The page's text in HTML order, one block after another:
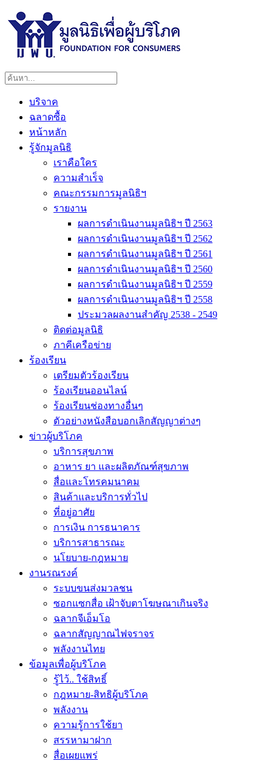
บริจาค
ฉลาดซื้อ
หน้าหลัก
รู้จักมูลนิธิ
เราคือใคร
ความสำเร็จ
คณะกรรมการมูลนิธิฯ
รายงาน
ผลการดำเนินงานมูลนิธิฯ ปี 2563
ผลการดำเนินงานมูลนิธิฯ ปี 2562
ผลการดำเนินงานมูลนิธิฯ ปี 2561
ผลการดำเนินงานมูลนิธิฯ ปี 2560
ผลการดำเนินงานมูลนิธิฯ ปี 2559
ผลการดำเนินงานมูลนิธิฯ ปี 2558
ประมวลผลงานสำคัญ 2538 - 2549
ติดต่อมูลนิธิ
ภาคีเครือข่าย
ร้องเรียน
เตรียมตัวร้องเรียน
ร้องเรียนออนไลน์
ร้องเรียนช่องทางอื่นๆ
ตัวอย่างหนังสือบอกเลิกสัญญาต่างๆ
ข่าวผู้บริโภค
บริการสุขภาพ
อาหาร ยา และผลิตภัณฑ์สุขภาพ
สื่อและโทรคมนาคม
สินค้าและบริการทั่วไป
ที่อยู่อาศัย
การเงิน การธนาคาร
บริการสาธารณะ
นโยบาย-กฎหมาย
งานรณรงค์
ระบบขนส่งมวลชน
ซอกแซกสื่อ เฝ้าจับตาโฆษณาเกินจริง
ฉลากจีเอ็มโอ
ฉลากสัญญาณไฟจราจร
พลังงานไทย
ข้อมูลเพื่อผู้บริโภค
รู้ไว้.. ใช้สิทธิ์
กฎหมาย-สิทธิผู้บริโภค
พลังงาน
ความรู้การใช้ยา
สรรหามาฝาก
สื่อเผยแพร่